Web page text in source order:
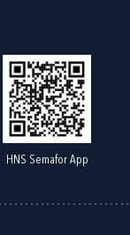
HNS Semafor App